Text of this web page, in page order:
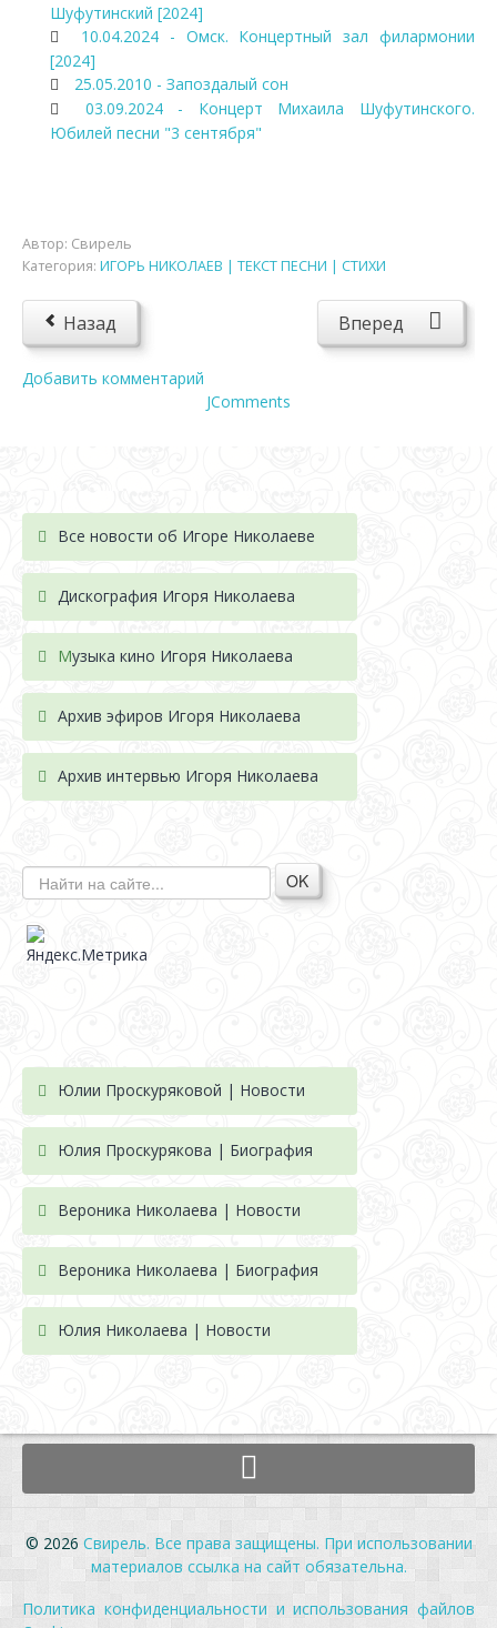
Шуфутинский [2024]
10.04.2024 - Омск. Концертный зал филармонии
[2024]
25.05.2010 - Запоздалый сон
03.09.2024 - Концерт Михаила Шуфутинского.
Юбилей песни "3 сентября"
Автор: Свирель
Категория: ИГОРЬ НИКОЛАЕВ | ТЕКСТ ПЕСНИ | СТИХИ
Назад Вперед
Добавить комментарий
JComments
Все новости об Игоре Николаеве
Дискография Игоря Николаева
Музыка кино Игоря Николаева
Архив эфиров Игоря Николаева
Архив интервью Игоря Николаева
OK
Юлии Проскуряковой | Новости
Юлия Проскурякова | Биография
Вероника Николаева | Новости
Вероника Николаева | Биография
Юлия Николаева | Новости
© 2026 Свирель. Все права защищены. При использовании
материалов ссылка на сайт обязательна.
Политика конфиденциальности и использования файлов